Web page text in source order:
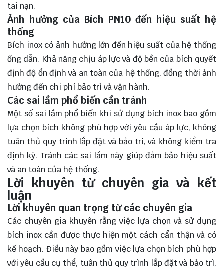
tai nạn.
Ảnh hưởng của Bích PN10 đến hiệu suất hệ
thống
Bích inox có ảnh hưởng lớn đến hiệu suất của hệ thống
ống dẫn. Khả năng chịu áp lực và độ bền của bích quyết
định độ ổn định và an toàn của hệ thống, đồng thời ảnh
hưởng đến chi phí bảo trì và vận hành.
Các sai lầm phổ biến cần tránh
Một số sai lầm phổ biến khi sử dụng bích inox bao gồm
lựa chọn bích không phù hợp với yêu cầu áp lực, không
tuân thủ quy trình lắp đặt và bảo trì, và không kiểm tra
định kỳ. Tránh các sai lầm này giúp đảm bảo hiệu suất
và an toàn của hệ thống.
Lời khuyên từ chuyên gia và kết
luận
Lời khuyên quan trọng từ các chuyên gia
Các chuyên gia khuyên rằng việc lựa chọn và sử dụng
bích inox cần được thực hiện một cách cẩn thận và có
kế hoạch. Điều này bao gồm việc lựa chọn bích phù hợp
với yêu cầu cụ thể, tuân thủ quy trình lắp đặt và bảo trì,